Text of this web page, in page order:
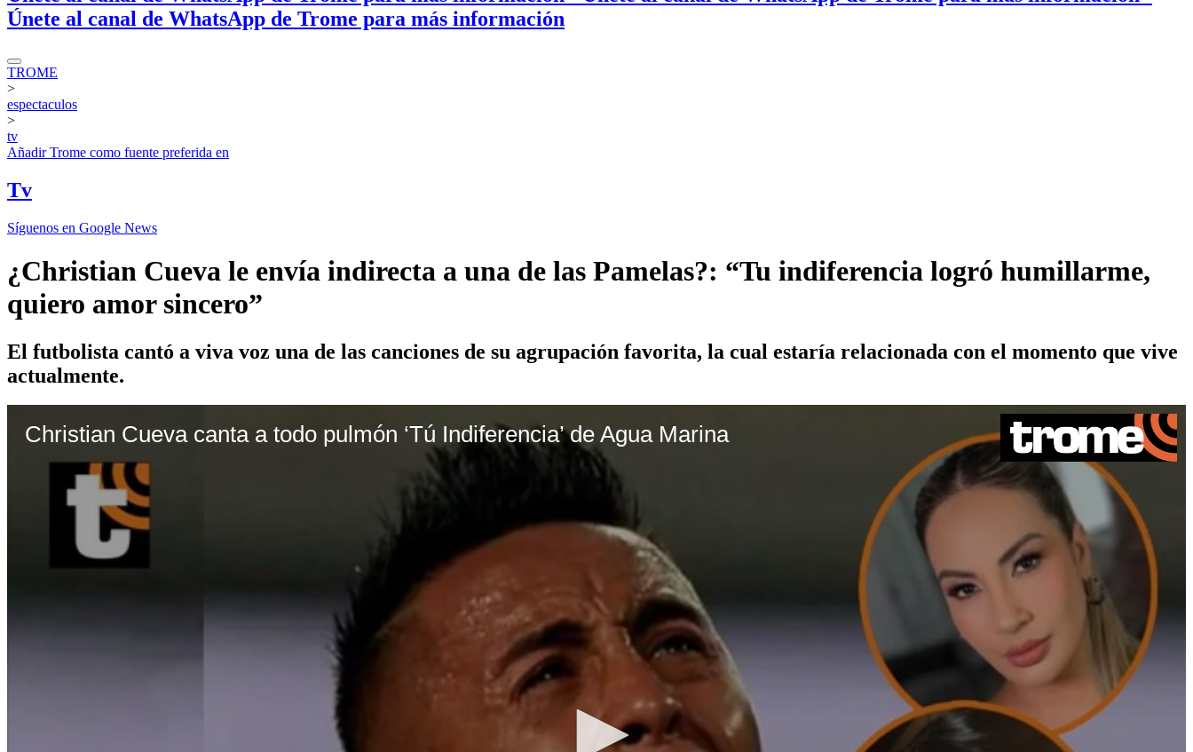
Únete al canal de WhatsApp de Trome para más información
TROME
>
espectaculos
>
tv
AñadirTrome como fuente preferida en
Tv
Síguenos en Google News
¿Christian Cueva le envía indirecta a una de las Pamelas?: “Tu indiferencia logró humillarme,
quiero amor sincero”
El futbolista cantó a viva voz una de las canciones de su agrupación favorita, la cual estaría relacionada con el momento que vive
actualmente.
Christian Cueva canta a todo pulmón ‘Tú Indiferencia’ de Agua Marina